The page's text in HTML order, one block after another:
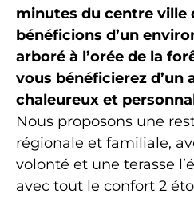
minutes du centre ville
bénéficions d’un
arboré à l’orée de la
vous bénéficierez d’un
chaleureux et
Nous proposons une
régionale et familiale,
volonté et une terasse
avec tout le confort 2